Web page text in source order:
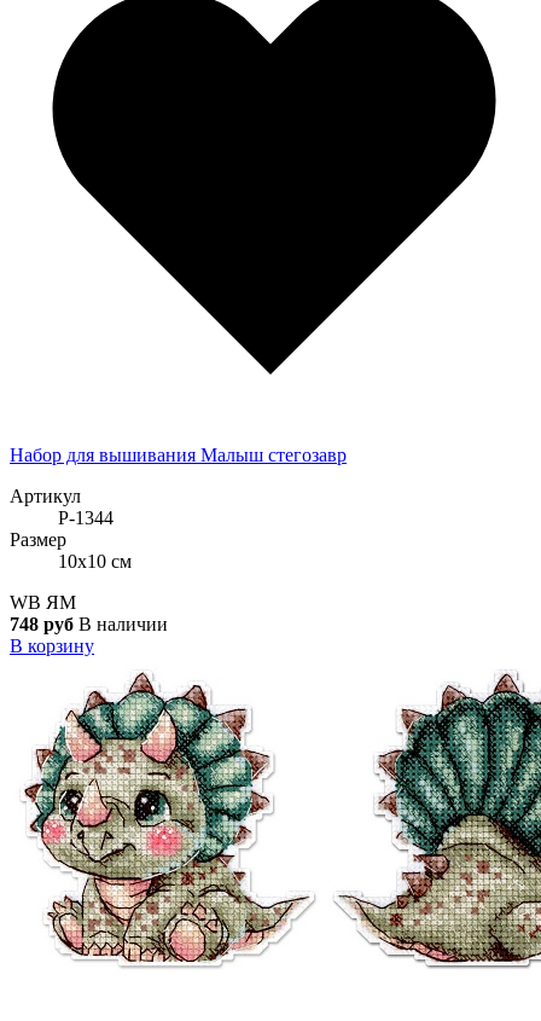
Набор для вышивания Малыш стегозавр
Артикул
Р-1344
Размер
10x10 см
WB ЯМ
748 руб В наличии
В корзину